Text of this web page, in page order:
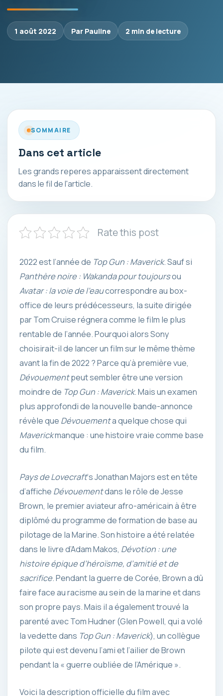
1 août 2022 Par Pauline 2 min de lecture
SOMMAIRE
Dans cet article
Les grands reperes apparaissent directement
dans le fil de l'article.
Rate this post
2022 est l’année de Top Gun : Maverick. Sauf si
Panthère noire : Wakanda pour toujoursou
Avatar : la voie de l’eaucorrespondre au box-
office de leurs prédécesseurs, la suite dirigée
par Tom Cruise régnera comme le film le plus
rentable de l’année. Pourquoi alors Sony
choisirait-il de lancer un film sur le même thème
avant la fin de 2022 ? Parce qu’à première vue,
Dévouementpeut sembler être une version
moindre de Top Gun : Maverick. Mais un examen
plus approfondi de la nouvelle bande-annonce
révèle que Dévouementa quelque chose qui
Maverickmanque : une histoire vraie comme base
du film.
Pays de Lovecraft‘s Jonathan Majors est en tête
d’affiche Dévouementdans le rôle de Jesse
Brown, le premier aviateur afro-américain à être
diplômé du programme de formation de base au
pilotage de la Marine. Son histoire a été relatée
dans le livre d’Adam Makos, Dévotion : une
histoire épique d’héroïsme, d’amitié et de
sacrifice. Pendant la guerre de Corée, Brown a dû
faire face au racisme au sein de la marine et dans
son propre pays. Mais il a également trouvé la
parenté avec Tom Hudner (Glen Powell, qui a volé
la vedette dans Top Gun : Maverick), un collègue
pilote qui est devenu l’ami et l’ailier de Brown
pendant la « guerre oubliée de l’Amérique ».
Voici la description officielle du film avec